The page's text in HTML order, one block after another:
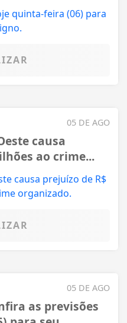
05 DE AGO
causa
ao crime...
05 DE AGO
as previsões